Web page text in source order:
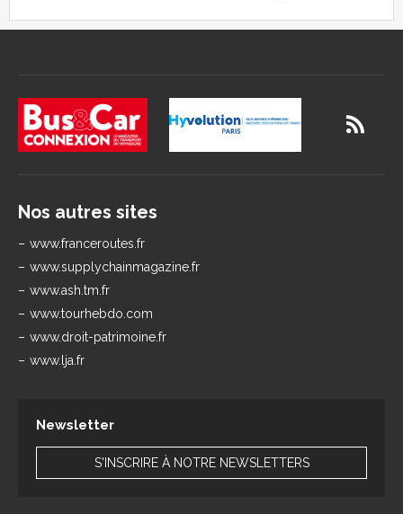
Nos autres sites
www.franceroutes.fr
www.supplychainmagazine.fr
www.ash.tm.fr
www.tourhebdo.com
www.droit-patrimoine.fr
www.lja.fr
Newsletter
S'INSCRIRE À NOTRE NEWSLETTERS